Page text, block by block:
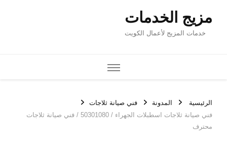
مزيج الخدمات
خدمات المزيج لأعمال الكويت
الرئيسية المدونة
فني صيانة ثلاجات
فني صيانة ثلاجات اسطبلات الجهراء / 50301080 / فني صيانة ثلاجات
محترف